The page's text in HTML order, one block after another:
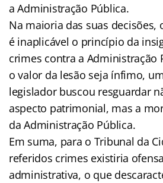
a Administração Pública.
Na maioria das suas decisões,
é inaplicável o princípio da
crimes contra a Administração
o valor da lesão seja ínfimo,
legislador buscou resguardar
aspecto patrimonial, mas a
da Administração Pública.
Em suma, para o Tribunal da
referidos crimes existiria
administrativa, o que